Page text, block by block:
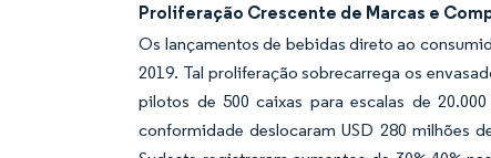
Proliferação Crescente de Marcas e
Os lançamentos de bebidas direto ao
2019. Tal proliferação sobrecarrega os
pilotos de 500 caixas para escalas de
conformidade deslocaram USD 280 milhões